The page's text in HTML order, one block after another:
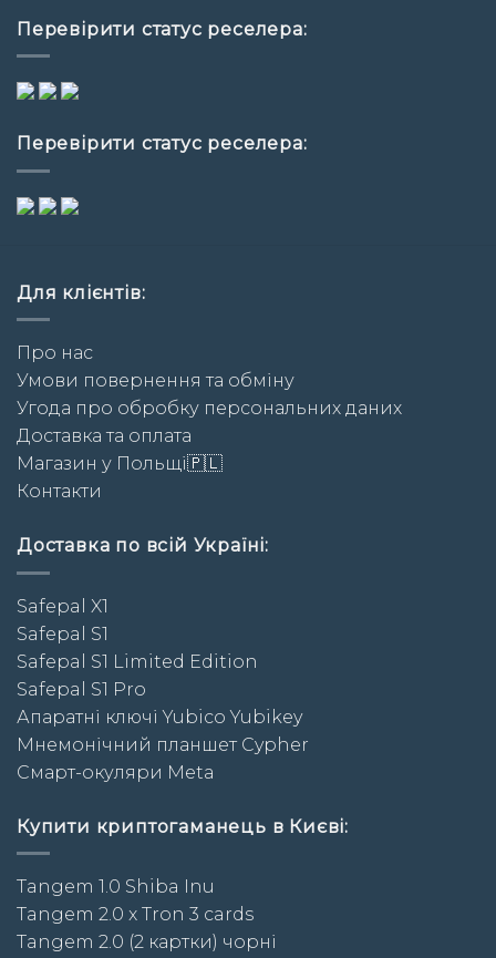
Перевірити статус реселера:
Перевірити статус реселера:
Для клієнтів:
Про нас
Умови повернення та обміну
Угода про обробку персональних даних
Доставка та оплата
Магазин у Польщі🇵🇱
Контакти
Доставка по всій Україні:
Safepal X1
Safepal S1
Safepal S1 Limited Edition
Safepal S1 Pro
Апаратні ключі Yubico Yubikey
Мнемонічний планшет Cypher
Смарт-окуляри Meta
Купити криптогаманець в Києві:
Tangem 1.0 Shiba Inu
Tangem 2.0 x Tron 3 cards
Tangem 2.0 (2 картки) чорні